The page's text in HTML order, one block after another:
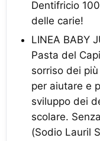
Dentifricio
delle carie!
LINEA BABY
Pasta del
sorriso dei
per aiutare e
sviluppo dei
scolare.
(Sodio Lauril